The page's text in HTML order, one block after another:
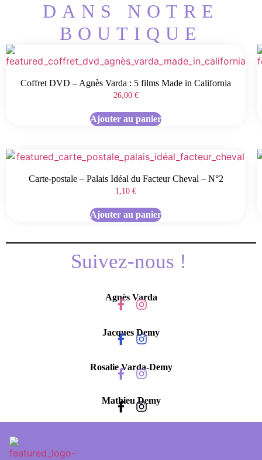
DANS NOTRE
BOUTIQUE
Coffret DVD – Agnès Varda : 5 films Made in California
26,00 €
Ajouter au panier
Carte-postale – Palais Idéal du Facteur Cheval – N°2
1,10 €
Ajouter au panier
Suivez-nous !
Agnès Varda
Jacques Demy
Rosalie Varda-Demy
Mathieu Demy